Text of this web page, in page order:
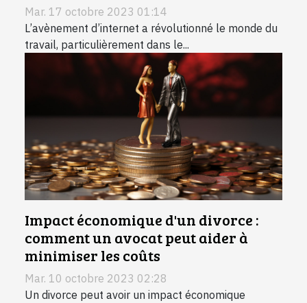
Mar. 17 octobre 2023 01:14
L’avènement d’internet a révolutionné le monde du
travail, particulièrement dans le...
Impact économique d'un divorce :
comment un avocat peut aider à
minimiser les coûts
Mar. 10 octobre 2023 02:28
Un divorce peut avoir un impact économique